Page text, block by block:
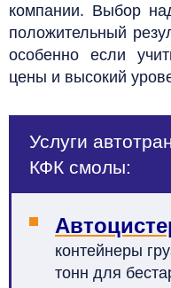
компании. Выбор
положительный
особенно если
цены и высокий
Услуги
КФК смолы:
контейнеры
тонн для